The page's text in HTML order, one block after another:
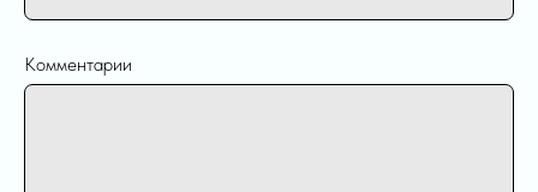
Комментарии